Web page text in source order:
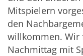
Mitspielern
den
willkommen. Wir
Nachmittag mit